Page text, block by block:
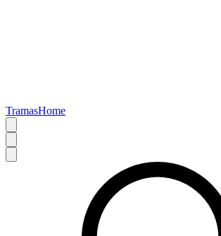
TramasHome